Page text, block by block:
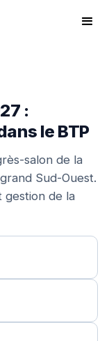
:
le BTP
salon de la
Sud-Ouest.
gestion de la